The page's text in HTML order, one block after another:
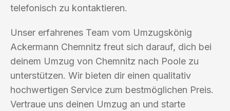
telefonisch zu kontaktieren.
Unser erfahrenes Team vom Umzugskönig
Ackermann Chemnitz freut sich darauf, dich bei
deinem Umzug von Chemnitz nach Poole zu
unterstützen. Wir bieten dir einen qualitativ
hochwertigen Service zum bestmöglichen Preis.
Vertraue uns deinen Umzug an und starte